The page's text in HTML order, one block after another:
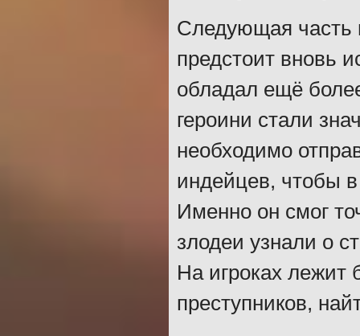
Следующая часть
предстоит вновь
обладал ещё
героини стали
необходимо
индейцев, чтобы в
Именно он смог
злодеи узнали о
На игроках лежит
преступников,